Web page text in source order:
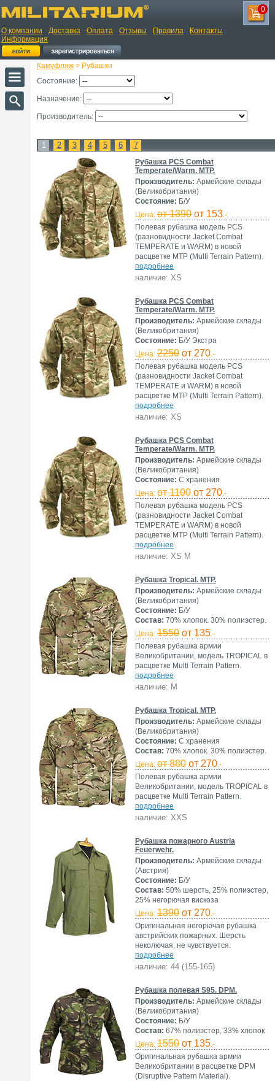
О компании Доставка Оплата Отзывы Правила
Контакты
Информация
0
Камуфляж > Рубашки
Состояние:
Назначение:
Производитель:
1 2 3 4 5 6 7
Рубашка PCS Combat
Temperate/Warm. MTP.
Производитель: Армейские склады
(Великобритания)
Состояние: Б/У
Цена: от 1390 от 153.-
Полевая рубашка модель PCS
(разновидности Jacket Combat
TEMPERATE и WARM) в новой
расцветке MTP (Multi Terrain Pattern).
подробнее
наличие: XS
Рубашка PCS Combat
Temperate/Warm. MTP.
Производитель: Армейские склады
(Великобритания)
Состояние: Б/У Экстра
Цена: 2250 от 270.-
Полевая рубашка модель PCS
(разновидности Jacket Combat
TEMPERATE и WARM) в новой
расцветке MTP (Multi Terrain Pattern).
подробнее
наличие: XS
Рубашка PCS Combat
Temperate/Warm. MTP.
Производитель: Армейские склады
(Великобритания)
Состояние: С хранения
Цена: от 1100 от 270.-
Полевая рубашка модель PCS
(разновидности Jacket Combat
TEMPERATE и WARM) в новой
расцветке MTP (Multi Terrain Pattern).
подробнее
наличие: XS M
Рубашка Tropical. MTP.
Производитель: Армейские склады
(Великобритания)
Состояние: Б/У
Состав: 70% хлопок. 30% полиэстер.
Цена: 1550 от 135.-
Полевая рубашка армии
Великобритании, модель TROPICAL в
расцветке Multi Terrain Pattern.
подробнее
наличие: M
Рубашка Tropical. MTP.
Производитель: Армейские склады
(Великобритания)
Состояние: С хранения
Состав: 70% хлопок. 30% полиэстер.
Цена: от 880 от 270.-
Полевая рубашка армии
Великобритании, модель TROPICAL в
расцветке Multi Terrain Pattern.
подробнее
наличие: XXS
Рубашка пожарного Austria
Feuerwehr.
Производитель: Армейские склады
(Австрия)
Состояние: Б/У
Состав: 50% шерсть, 25% полиэстер,
25% негорючая вискоза
Цена: 1390 от 270.-
Оригинальная негорючая рубашка
австрийских пожарных. Шерсть
неколючая, не чувствуется.
подробнее
наличие: 44 (155-165)
Рубашка полевая S95. DPM.
Производитель: Армейские склады
(Великобритания)
Состояние: Б/У
Состав: 67% полиэстер, 33% хлопок
Цена: 1550 от 135.-
Оригинальная рубашка армии
Великобритании в расцветке DPM
(Disruptive Pattern Material).